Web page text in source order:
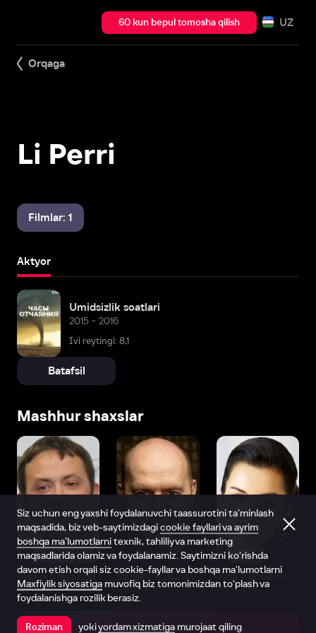
60 kun bepul tomosha qilish UZ
Orqaga
Li Perri
Filmlar: 1
Aktyor
Umidsizlik soatlari
2015 – 2016
Ivi reytingi: 8,1
Batafsil
Mashhur shaxslar
Vitaliy Shlyappo
Produser
Sergey Burunov
Dublyaj aktyori
Tina Kandelaki
Produser
Ilovada ochish
Siz uchun eng yaxshi foydalanuvchi taassurotini ta’minlash
maqsadida, biz veb-saytimizdagicookie fayllari va ayrim
boshqa ma’lumotlarnitexnik, tahliliy va marketing
maqsadlarida olamiz va foydalanamiz. Saytimizni ko‘rishda
davom etish orqali siz cookie-fayllar va boshqa ma’lumotlarni
Maxfiylik siyosatiga muvofiq biz tomonimizdan to‘plash va
foydalanishga rozilik berasiz.
Roziman yokiyordam xizmatiga murojaat qiling